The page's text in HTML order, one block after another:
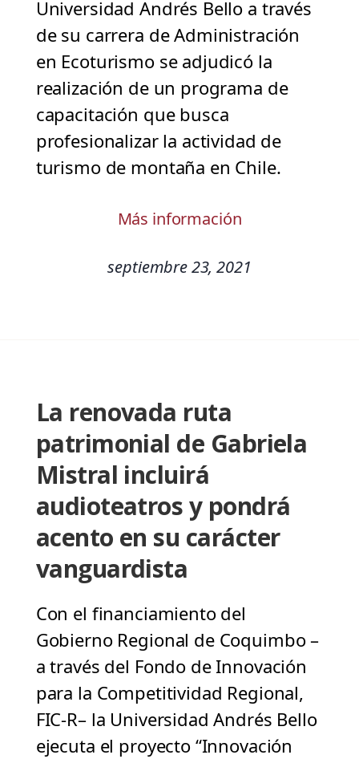
Universidad Andrés Bello a través
de su carrera de Administración
en Ecoturismo se adjudicó la
realización de un programa de
capacitación que busca
profesionalizar la actividad de
turismo de montaña en Chile.
Más información
septiembre 23, 2021
La renovada ruta
patrimonial de Gabriela
Mistral incluirá
audioteatros y pondrá
acento en su carácter
vanguardista
Con el financiamiento del
Gobierno Regional de Coquimbo –
a través del Fondo de Innovación
para la Competitividad Regional,
FIC-R– la Universidad Andrés Bello
ejecuta el proyecto “Innovación